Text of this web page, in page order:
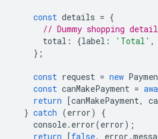
const details = {
// Dummy shopping
total : {label : 'Total' ,
};
const request = new
const canMakePayment =
return
[canMakePayment,
} catch (error)
{
console. error(error);
return
[false, error .